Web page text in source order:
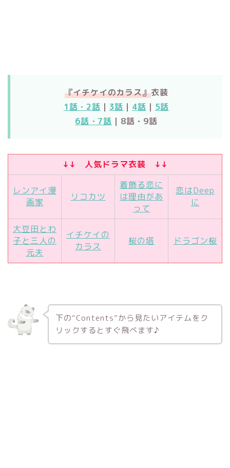
『イチケイのカラス』衣装
1話・2話 ｜ 3話 ｜ 4話 ｜ 5話
6話・7話 ｜8話・9話
↓↓ 人気ドラマ衣装 ↓↓
レンアイ漫
画家
リコカツ
着飾る恋に
は理由があ
って
恋はDeep
に
大豆田とわ
子と三人の
元夫
イチケイの
カラス
桜の塔 ドラゴン桜
下の“Contents”から見たいアイテムをク
リックするとすぐ飛べます♪